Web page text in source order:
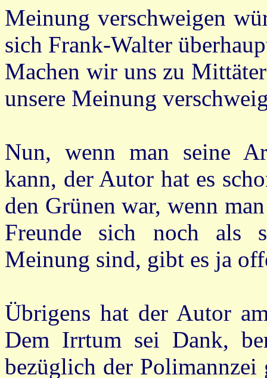
Meinung verschweigen
sich Frank-Walter
Machen wir uns zu
unsere Meinung
Nun, wenn man seine
kann, der Autor hat es
den Grünen war, wenn
Freunde sich noch als
Meinung sind, gibt es ja
Übrigens hat der Autor
Dem Irrtum sei Dank,
bezüglich der Polimannzei